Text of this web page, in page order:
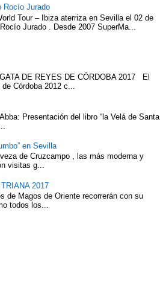
Rocío Jurado
Tour – Ibiza aterriza en Sevilla el 02 de
Jurado . Desde 2007 SuperMa...
DE REYES DE CÓRDOBA 2017 El
Córdoba 2012 c...
Presentación del libro “la Velá de Santa
en Sevilla
de Cruzcampo , las más moderna y
visitas g...
2017
de Magos de Oriente recorrerán con su
todos los...